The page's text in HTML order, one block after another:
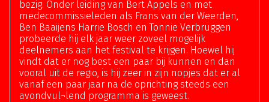
bezig. Onder leiding van Bert Appels en met
medecommissieleden als Frans van der Weerden,
Ben Baaijens Harrie Bosch en Tonnie Verbruggen
probeerde hij elk jaar weer zoveel mogelijk
deelnemers aan het festival te krijgen. Hoewel hij
vindt dat er nog best een paar bij kunnen en dan
vooral uit de regio, is hij zeer in zijn nopjes dat er al
vanaf een paar jaar na de oprichting steeds een
avondvul¬lend programma is geweest.